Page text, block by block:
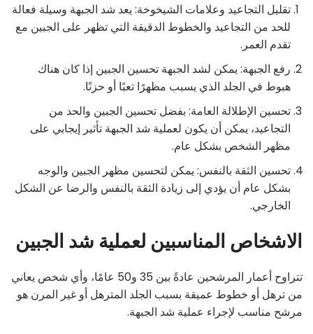
تقليل التجاعيد وعلامات الشيخوخة: يعد شد الجبهة وسيلة فعالة
للحد من التجاعيد والخطوط الدقيقة التي تظهر على الجبين مع
تقدم العمر.
رفع الجبهة: يمكن لشد الجبهة تحسين الجبين إذا كان هناك
هبوط في الجلد الذي يسبب مظهرًا تعبًا أو حزنًا.
تحسين الإطلالة العامة: بفضل تحسين الجبين والحد من
التجاعيد، يمكن أن يكون لعملية شد الجبهة تأثير إيجابي على
مظهر الشخص بشكل عام.
تحسين الثقة بالنفس: يمكن لتحسين مظهر الجبين والوجه
بشكل عام أن يؤدي إلى زيادة الثقة بالنفس والرضا عن الشكل
الخارجي.
الاشخاص المناسبين لعملية شد الجبين
تتراوح أعمار المرشحين عادةً بين 35 و50 عامًا، وأي شخص يعاني
من ترهل أو خطوط عميقة بسبب الجلد المترهل أو غير المرن هو
مرشح مناسب لإجراء عملية شد الجبهة.